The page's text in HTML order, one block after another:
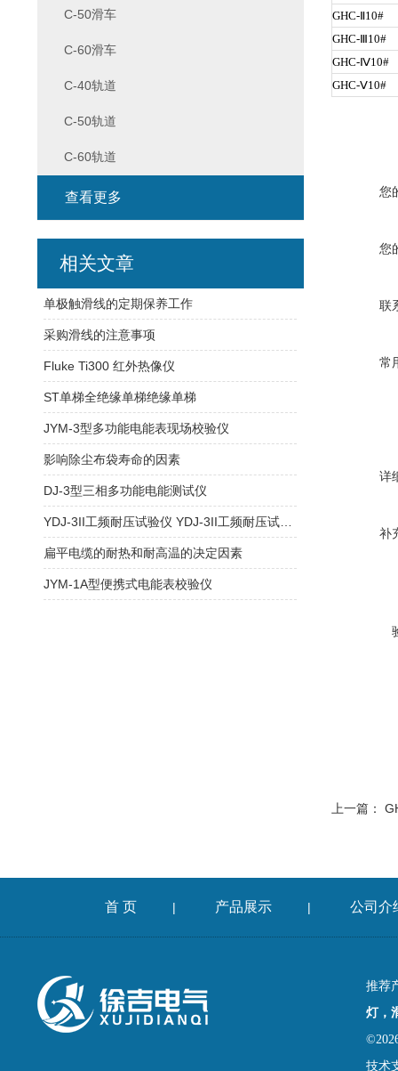
GHC-Ⅱ10#
GHC-Ⅲ10#
GHC-Ⅳ10#
GHC-Ⅴ10#
您
您
联
常
详
补
上一篇：
C-50滑车
C-60滑车
C-40轨道
C-50轨道
C-60轨道
查看更多
相关文章
单极触滑线的定期保养工作
采购滑线的注意事项
Fluke Ti300 红外热像仪
ST单梯全绝缘单梯绝缘单梯
JYM-3型多功能电能表现场校验仪
影响除尘布袋寿命的因素
DJ-3型三相多功能电能测试仪
扁平电缆的耐热和耐高温的决定因素
JYM-1A型便携式电能表校验仪
首 页 | 产品展示 | 公司介
推荐
灯，
技术